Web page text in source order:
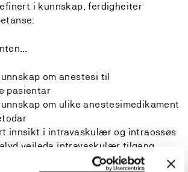
i kunnskap, ferdigheiter
om anestesi til
pasientar
om ulike anestesimedikament
innsikt i intravaskulær og intraossøs
veileda intravaskulær tilgang